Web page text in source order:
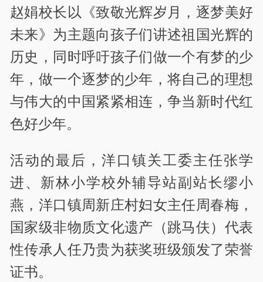
赵娟校长以《致敬光辉岁月，逐梦美好
未来》为主题向孩子们讲述祖国光辉的
历史，同时呼吁孩子们做一个有梦的少
年，做一个逐梦的少年，将自己的理想
与伟大的中国紧紧相连，争当新时代红
色好少年。
活动的最后，洋口镇关工委主任张学
进、新林小学校外辅导站副站长缪小
燕，洋口镇周新庄村妇女主任周春梅，
国家级非物质文化遗产（跳马伕）代表
性传承人任乃贵为获奖班级颁发了荣誉
证书。